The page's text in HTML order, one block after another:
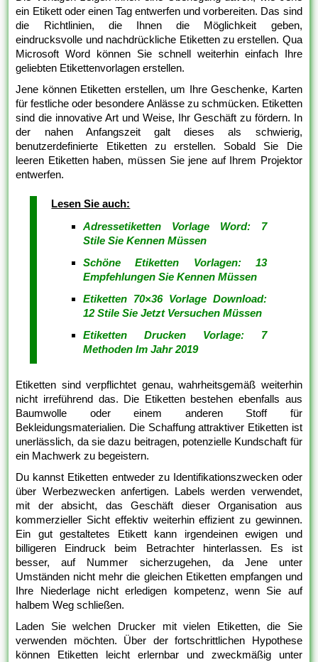
ein Etikett oder einen Tag entwerfen und vorbereiten. Das sind
die Richtlinien, die Ihnen die Möglichkeit geben,
eindrucksvolle und nachdrückliche Etiketten zu erstellen. Qua
Microsoft Word können Sie schnell weiterhin einfach Ihre
geliebten Etikettenvorlagen erstellen.
Jene können Etiketten erstellen, um Ihre Geschenke, Karten
für festliche oder besondere Anlässe zu schmücken. Etiketten
sind die innovative Art und Weise, Ihr Geschäft zu fördern. In
der nahen Anfangszeit galt dieses als schwierig,
benutzerdefinierte Etiketten zu erstellen. Sobald Sie Die
leeren Etiketten haben, müssen Sie jene auf Ihrem Projektor
entwerfen.
Lesen Sie auch:
Adressetiketten Vorlage Word: 7
Stile Sie Kennen Müssen
Schöne Etiketten Vorlagen: 13
Empfehlungen Sie Kennen Müssen
Etiketten 70×36 Vorlage Download:
12 Stile Sie Jetzt Versuchen Müssen
Etiketten Drucken Vorlage: 7
Methoden Im Jahr 2019
Etiketten sind verpflichtet genau, wahrheitsgemäß weiterhin
nicht irreführend das. Die Etiketten bestehen ebenfalls aus
Baumwolle oder einem anderen Stoff für
Bekleidungsmaterialien. Die Schaffung attraktiver Etiketten ist
unerlässlich, da sie dazu beitragen, potenzielle Kundschaft für
ein Machwerk zu begeistern.
Du kannst Etiketten entweder zu Identifikationszwecken oder
über Werbezwecken anfertigen. Labels werden verwendet,
mit der absicht, das Geschäft dieser Organisation aus
kommerzieller Sicht effektiv weiterhin effizient zu gewinnen.
Ein gut gestaltetes Etikett kann irgendeinen ewigen und
billigeren Eindruck beim Betrachter hinterlassen. Es ist
besser, auf Nummer sicherzugehen, da Jene unter
Umständen nicht mehr die gleichen Etiketten empfangen und
Ihre Niederlage nicht erledigen kompetenz, wenn Sie auf
halbem Weg schließen.
Laden Sie welchen Drucker mit vielen Etiketten, die Sie
verwenden möchten. Über der fortschrittlichen Hypothese
können Etiketten leicht erlernbar und zweckmäßig unter